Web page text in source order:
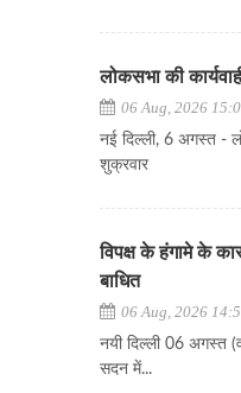
लोकसभा की
06 Aug, 2026
नई दिल्ली, 6 अगस्त -
शुक्रवार
विपक्ष के हंगामे के
बाधित
06 Aug, 2026
नयी दिल्ली 06 अगस्त
सदन में...